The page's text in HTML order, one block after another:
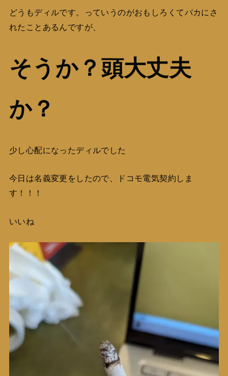
どうもディルです。っていうのがおもしろくてバカにさ
れたことあるんですが、
そうか？頭大丈夫
か？
少し心配になったディルでした
今日は名義変更をしたので、ドコモ電気契約しま
す！！！
いいね